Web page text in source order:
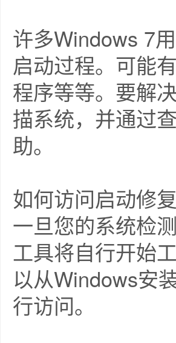
许多Windows 7
启动过程。可能
程序等等。要解
描系统，并通过
助。
如何访问启动修
一旦您的系统检
工具将自行开始
以从Windows安
行访问。